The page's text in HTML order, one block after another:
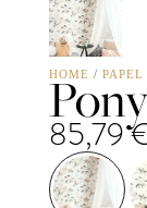
HOME /
85,79